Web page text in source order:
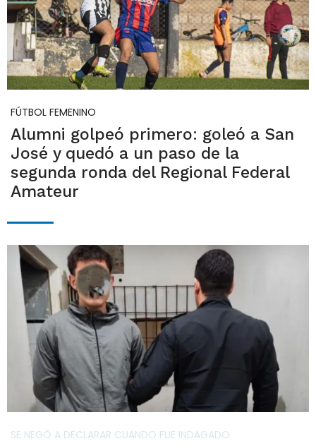
FÚTBOL FEMENINO
Alumni golpeó primero: goleó a San
José y quedó a un paso de la
segunda ronda del Regional Federal
Amateur
SE NEGÓ A DECLARAR CUANDO FUE INDAGADO